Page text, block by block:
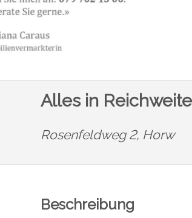
Alles in
Rosenfeldweg 2, Horw
Beschreibung